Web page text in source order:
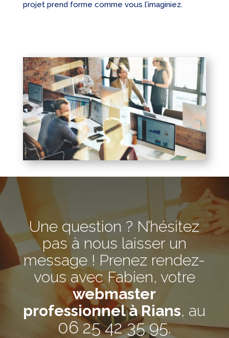
projet prend forme comme vous l’imaginiez.
Une question ? N’hésitez
pas à nous laisser un
message ! Prenez rendez-
vous avec Fabien, votre
webmaster
professionnel à Rians, au
06 25 42 35 95.